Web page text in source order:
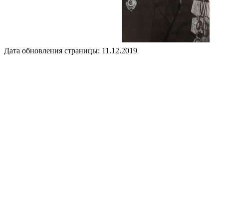
Дата обновления страницы: 11.12.2019